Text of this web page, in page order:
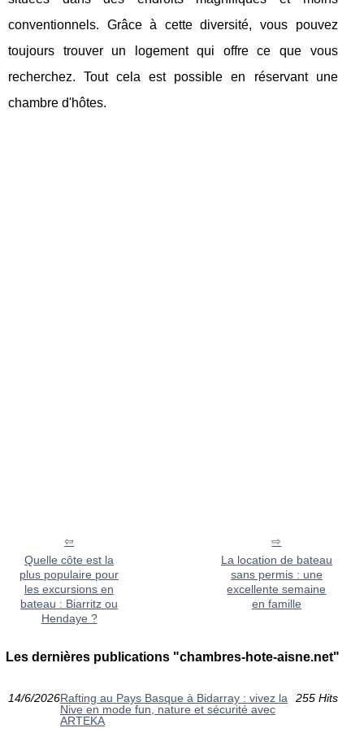
conventionnels. Grâce à cette diversité, vous pouvez
toujours trouver un logement qui offre ce que vous
recherchez. Tout cela est possible en réservant une
chambre d'hôtes.
Quelle côte est la
plus populaire pour
les excursions en
bateau : Biarritz ou
Hendaye ?
La location de bateau
sans permis : une
excellente semaine
en famille
Les dernières publications "chambres-hote-aisne.net"
14/6/2026Rafting au Pays Basque à Bidarray : vivez la
Nive en mode fun, nature et sécurité avec
ARTEKA
255 Hits